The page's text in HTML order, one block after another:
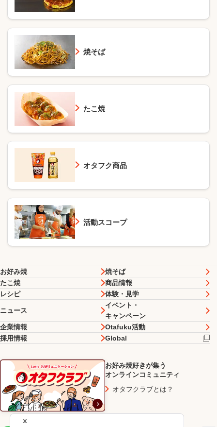
焼そば
たこ焼
オタフク商品
活動スコープ
お好み焼
焼そば
たこ焼
商品情報
レシピ
体験・見学
ニュース
イベント・
キャンペーン
企業情報
Otafuku活動
採用情報
Global
お好み焼好きが集う
オンラインコミュニティ
オタフクラブとは？